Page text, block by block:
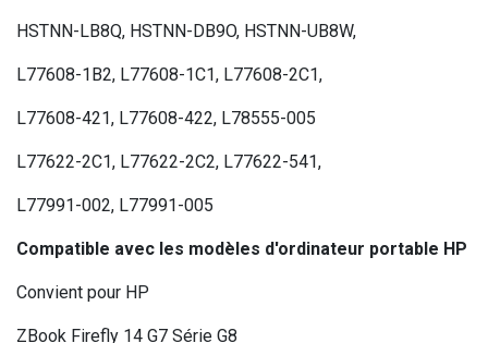
HSTNN-LB8Q, HSTNN-DB9O, HSTNN-UB8W,
L77608-1B2, L77608-1C1, L77608-2C1,
L77608-421, L77608-422, L78555-005
L77622-2C1, L77622-2C2, L77622-541,
L77991-002, L77991-005
Compatible avec les modèles d'ordinateur portable HP
Convient pour HP
ZBook Firefly 14 G7 Série G8